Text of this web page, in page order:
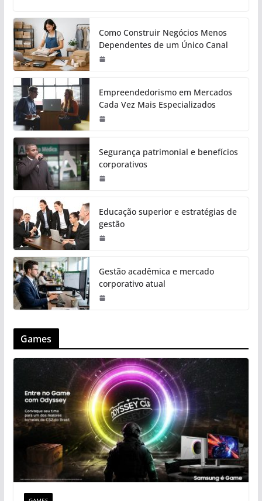
Como Construir Negócios Menos
Dependentes de um Único Canal
Empreendedorismo em Mercados
Cada Vez Mais Especializados
Segurança patrimonial e benefícios
corporativos
Educação superior e estratégias de
gestão
Gestão acadêmica e mercado
corporativo atual
Games